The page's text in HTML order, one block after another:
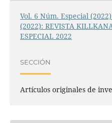
Vol. 6 Núm. Especial
(2022): REVISTA
ESPECIAL 2022
SECCIÓN
Artículos originales de